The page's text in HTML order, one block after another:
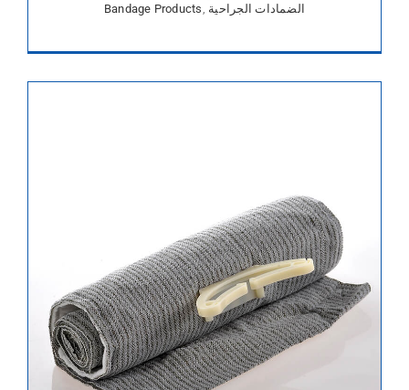
Bandage Products, الضمادات الجراحية